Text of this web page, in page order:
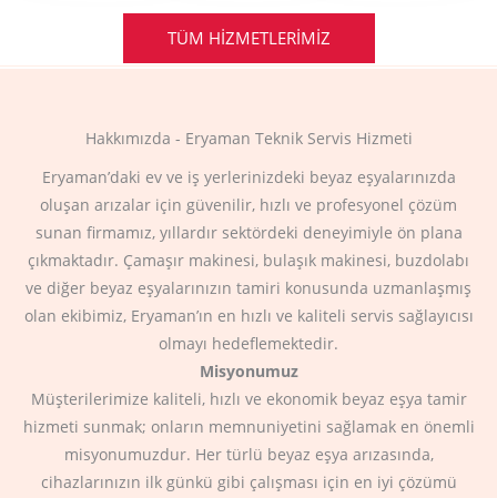
TÜM HIZMETLERIMIZ
Hakkımızda - Eryaman Teknik Servis Hizmeti
Eryaman’daki ev ve iş yerlerinizdeki beyaz eşyalarınızda
oluşan arızalar için güvenilir, hızlı ve profesyonel çözüm
sunan firmamız, yıllardır sektördeki deneyimiyle ön plana
çıkmaktadır. Çamaşır makinesi, bulaşık makinesi, buzdolabı
ve diğer beyaz eşyalarınızın tamiri konusunda uzmanlaşmış
olan ekibimiz, Eryaman’ın en hızlı ve kaliteli servis sağlayıcısı
olmayı hedeflemektedir.
Misyonumuz
Müşterilerimize kaliteli, hızlı ve ekonomik beyaz eşya tamir
hizmeti sunmak; onların memnuniyetini sağlamak en önemli
misyonumuzdur. Her türlü beyaz eşya arızasında,
cihazlarınızın ilk günkü gibi çalışması için en iyi çözümü